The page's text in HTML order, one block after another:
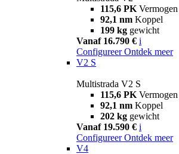
115,6 PK Vermogen
92,1 nm Koppel
199 kg gewicht
Vanaf 16.790 € i
Configureer Ontdek meer
V2 S
Multistrada V2 S
115,6 PK Vermogen
92,1 nm Koppel
202 kg gewicht
Vanaf 19.590 € i
Configureer Ontdek meer
V4